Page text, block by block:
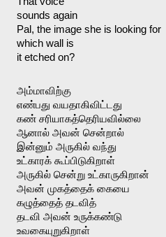
sounds again
Pal, the image she is looking for
which wall is
it etched on?
அம்மாவிற்கு
எண்பது வயதாகிவிட்டது
கண் சரியாகத்தெரியவில்லை
ஆனால் அவன் சென்றால்
இன்னும் அருகில் வந்து
உட்காரக் கூப்பிடுகிறாள்
அருகில் சென்று உட்காருகிறான்
அவன் முகத்தைக் கையை
கழுத்தைத் தடவித்
தடவி அவன் உருக்கண்டு
உவகையுறுகிறாள்